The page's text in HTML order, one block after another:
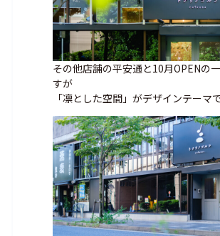
その他店舗の平安通と10月OPENの
すが
「凛とした空間」がデザインテーマ